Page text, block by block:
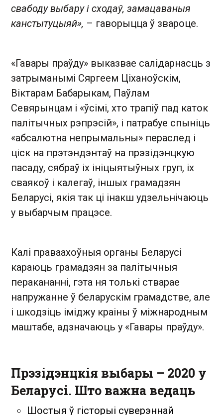
свабоду выбару і сходаў, замацаваныя
канстытуцыяй», – гаворыцца ў звароце.
«Гавары праўду» выказвае салідарнасць з
затрыманымі Сяргеем Ціханоўскім,
Віктарам Бабарыкам, Паўлам
Севярынцам і «ўсімі, хто трапіў пад каток
палітычных рэпрэсій», і патрабуе спыніць
«абсалютна непрымальны» пераслед і
ціск на прэтэндэнтаў на прэзідэнцкую
пасаду, сябраў іх ініцыятыўных груп, іх
сваякоў і калегаў, іншых грамадзян
Беларусі, якія так ці інакш удзельнічаюць
у выбарчым працэсе.
Калі праваахоўныя органы Беларусі
караюць грамадзян за палітычныя
перакананні, гэта ня толькі стварае
напружанне ў беларускім грамадстве, але
і шкодзіць іміджу краіны ў міжнародным
маштабе, адзначаюць у «Гавары праўду».
Прэзідэнцкія выбары – 2020 у
Беларусі. Што важна ведаць
Шостыя ў гісторыі суверэннай